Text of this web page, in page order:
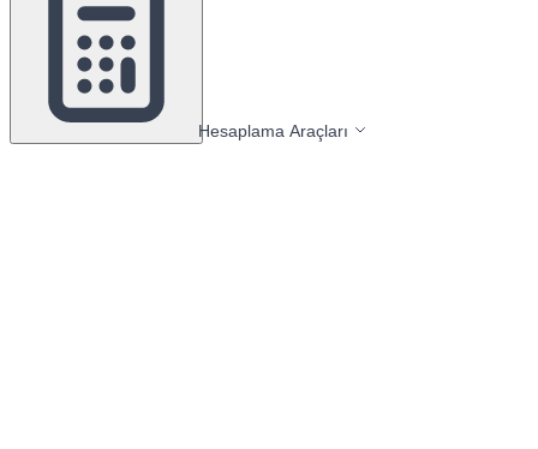
Hesaplama Araçları